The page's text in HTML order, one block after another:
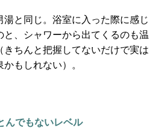
と同じ。浴室に入った際に感じ
と、シャワーから出てくるのも温
きちんと把握してないだけで実は
もしれない）。
んでもないレベル